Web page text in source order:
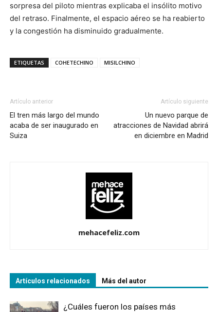
sorpresa del piloto mientras explicaba el insólito motivo
del retraso. Finalmente, el espacio aéreo se ha reabierto
y la congestión ha disminuido gradualmente.
ETIQUETAS COHETECHINO MISILCHINO
Artículo anterior
El tren más largo del mundo
acaba de ser inaugurado en
Suiza
Artículo siguiente
Un nuevo parque de
atracciones de Navidad abrirá
en diciembre en Madrid
mehacefeliz.com
Artículos relacionados Más del autor
¿Cuáles fueron los países más